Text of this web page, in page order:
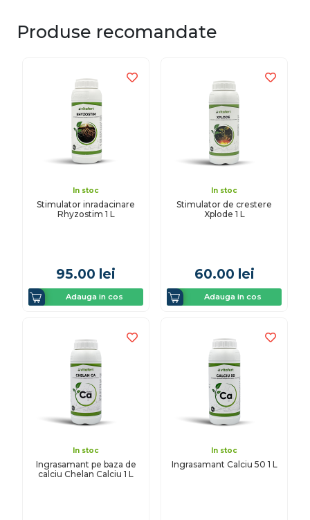
Produse recomandate
In stoc
Stimulator inradacinare
Rhyzostim 1 L
95.00 lei
Adauga in cos
In stoc
Stimulator de crestere
Xplode 1 L
60.00 lei
Adauga in cos
In stoc
Ingrasamant pe baza de
calciu Chelan Calciu 1 L
In stoc
Ingrasamant Calciu 50 1 L